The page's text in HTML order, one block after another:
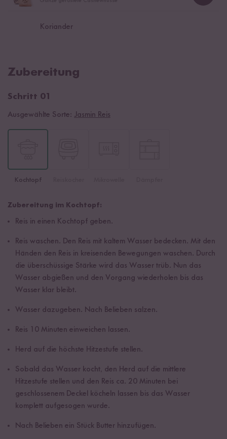
Koriander
Zubereitung
Schritt 01
Ausgewählte Sorte: Jasmin Reis
Kochtopf
Zubereitung im Kochtopf:
Reis in einen Kochtopf geben.
Reis waschen. Den Reis mit kaltem Wasser bedecken. Mit den
Händen den Reis in kreisenden Bewegungen waschen. Durch
die überschüssige Stärke wird das Wasser trüb. Nun das
Wasser abgießen und den Vorgang wiederholen bis das
Wasser klar bleibt.
Wasser dazugeben. Nach Belieben salzen.
Reis 10 Minuten einweichen lassen.
Herd auf die höchste Hitzestufe stellen.
Sobald das Wasser kocht, den Herd auf die mittlere
Hitzestufe stellen und den Reis ca. 20 Minuten bei
geschlossenem Deckel köcheln lassen bis das Wasser
komplett aufgesogen wurde.
Nach Belieben ein Stück Butter hinzufügen.